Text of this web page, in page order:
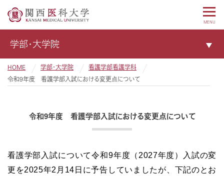
MENU
学部・大学院
HOME 学部・大学院
看護学部看護学科
令和9年度 看護学部入試における変更点について
令和9年度 看護学部入試における変更点について
看護学部入試について令和9年度（2027年度）入試の変
更を2025年2月14日に予告していましたが、下記のとお